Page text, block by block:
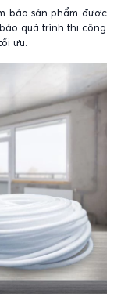
bảo sản phẩm được
quá trình thi công
ưu.